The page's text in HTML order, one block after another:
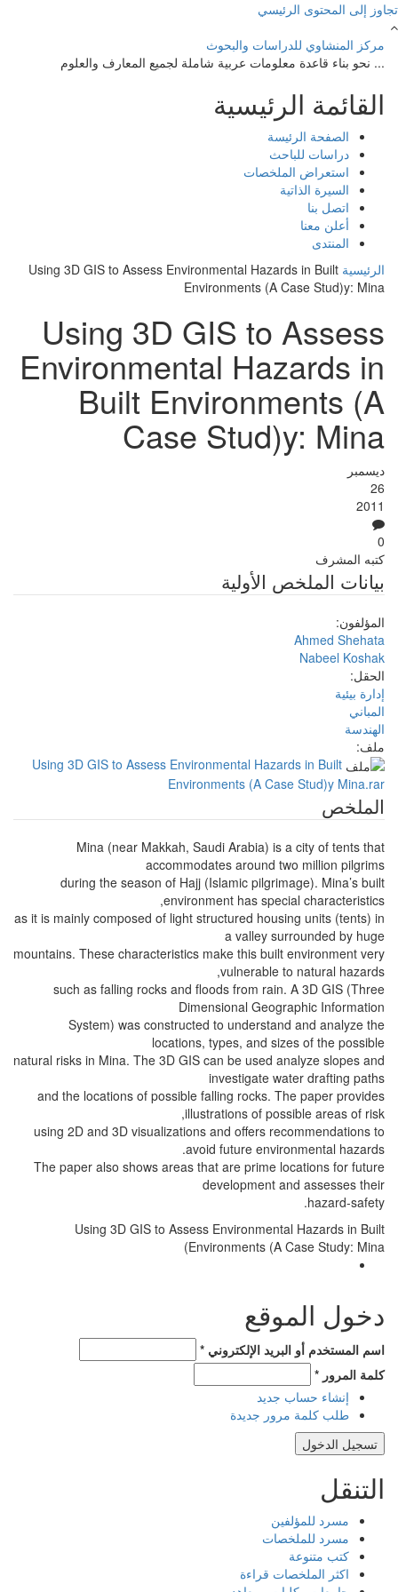
تجاوز إلى المحتوى الرئيسي
مركز المنشاوي للدراسات والبحوث
... نحو بناء قاعدة معلومات عربية شاملة لجميع المعارف والعلوم
القائمة الرئيسية
الصفحة الرئيسة
دراسات للباحث
استعراض الملخصات
السيرة الذاتية
اتصل بنا
أعلن معنا
المنتدى
الرئيسية Using 3D GIS to Assess Environmental Hazards in Built
Environments (A Case Stud)y: Mina
Using 3D GIS to Assess
Environmental Hazards in
Built Environments (A
Case Stud)y: Mina
ديسمبر
26
2011
0
كتبه المشرف
بيانات الملخص الأولية
المؤلفون:
Ahmed Shehata
Nabeel Koshak
الحقل:
إدارة بيئية
المباني
الهندسة
ملف:
Using 3D GIS to Assess Environmental Hazards in Built
Environments (A Case Stud)y Mina.rar
الملخص
Mina (near Makkah, Saudi Arabia) is a city of tents that
accommodates around two million pilgrims
during the season of Hajj (Islamic pilgrimage). Mina’s built
environment has special characteristics,
as it is mainly composed of light structured housing units (tents) in
a valley surrounded by huge
mountains. These characteristics make this built environment very
vulnerable to natural hazards,
such as falling rocks and floods from rain. A 3D GIS (Three
Dimensional Geographic Information
System) was constructed to understand and analyze the
locations, types, and sizes of the possible
natural risks in Mina. The 3D GIS can be used analyze slopes and
investigate water drafting paths
and the locations of possible falling rocks. The paper provides
illustrations of possible areas of risk,
using 2D and 3D visualizations and offers recommendations to
avoid future environmental hazards.
The paper also shows areas that are prime locations for future
development and assesses their
hazard-safety.
Using 3D GIS to Assess Environmental Hazards in Built
Environments (A Case Study: Mina)
دخول الموقع
‏اسم المستخدم أو البريد الإلكتروني ‏ *
‏كلمة المرور ‏ *
إنشاء حساب جديد
طلب كلمة مرور جديدة
التنقل
مسرد للمؤلفين
مسرد للملخصات
كتب متنوعة
اكثر الملخصات قراءة